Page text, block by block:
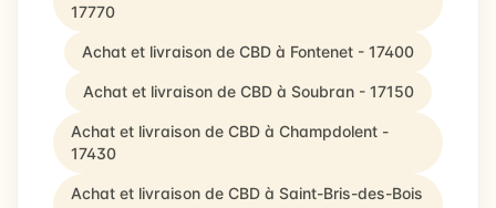
17770
Achat et livraison de CBD à Fontenet - 17400
Achat et livraison de CBD à Soubran - 17150
Achat et livraison de CBD à Champdolent -
17430
Achat et livraison de CBD à Saint-Bris-des-Bois